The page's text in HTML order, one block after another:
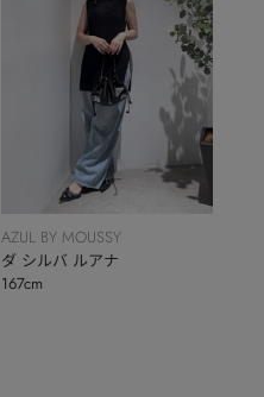
AZUL BY MOUSSY
ダ シルバ ルアナ
167cm